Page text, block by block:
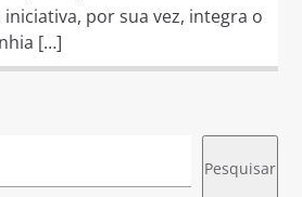
iniciativa, por sua vez, integra o
[…]
Pesquisar